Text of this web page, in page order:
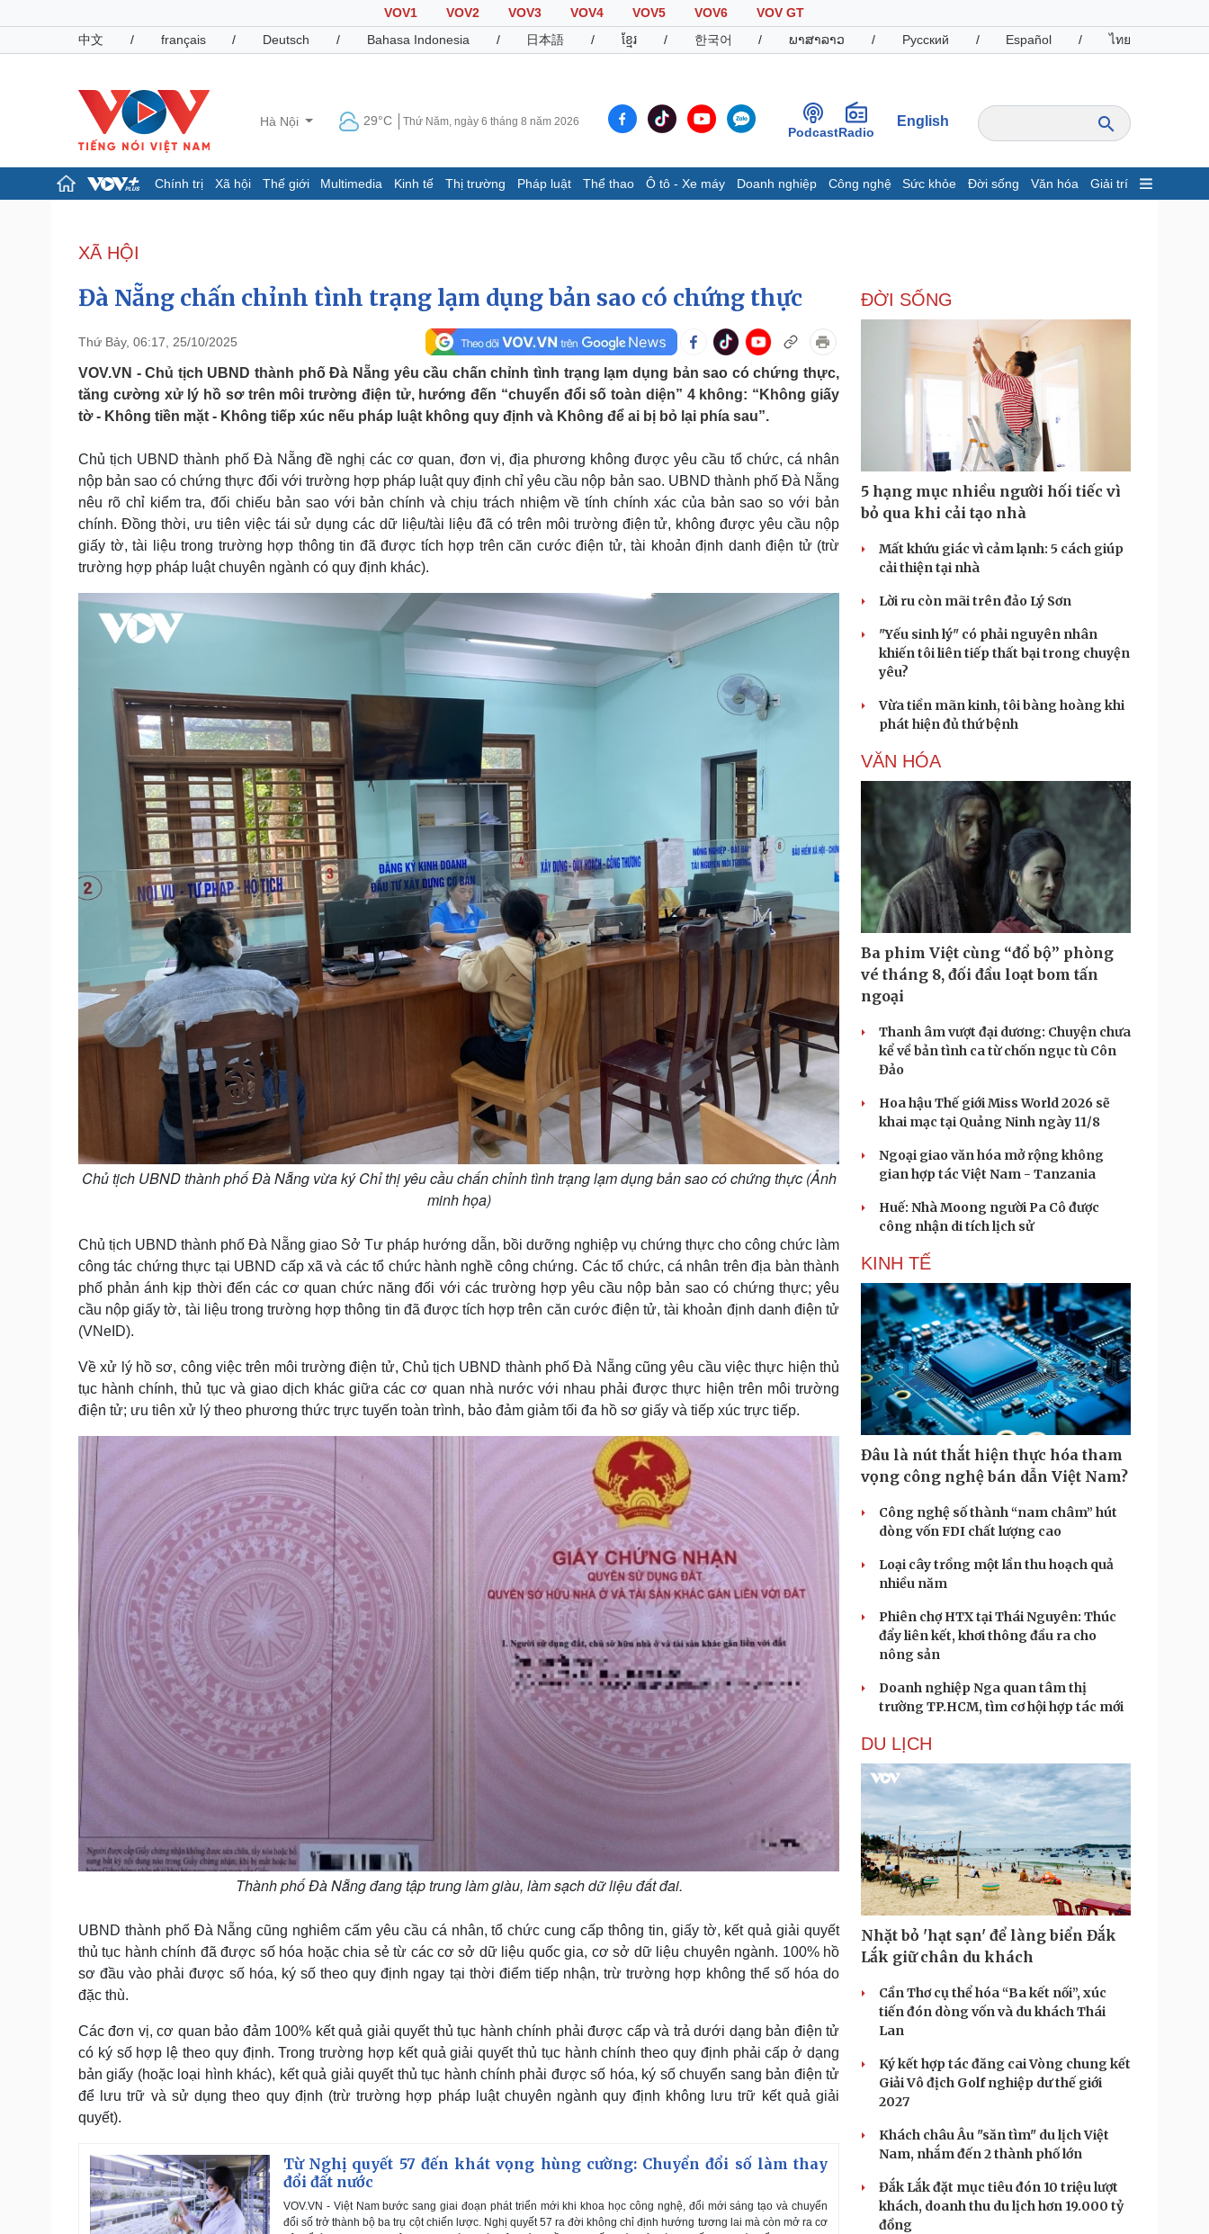
VOV1 VOV2 VOV3 VOV4 VOV5 VOV6
VOV GT
中文
/ français / Deutsch / Bahasa Indonesia / 日本語 / ខ្មែរ / 한국어 / ພາສາລາວ / Русский / Español / ไทย
Hà Nội 29°C Thứ Năm, ngày 6 tháng 8 năm 2026
PodcastRadio
English
Chính trị Xã hội Thế giới Multimedia Kinh tế Thị trường Pháp luật Thể thao Ô tô - Xe máy Doanh nghiệp Công nghệ Sức khỏe Đời sống Văn hóa Giải trí
Đảng
Tổ chức nhân sự
Quốc hội
Nhận diện sự thật
Giáo dục
Dấu ấn VOV
Infographic
Giá cà phê
Pháp luật
Vụ án
Tin nóng
Quân sự - Quốc phòng
Vũ khí
Việt Nam
Thể thao
Bóng đá
Lịch thi đấu bóng đá
eSports
Hậu trường
Ô tô - Xe máy
Ô tô
Xe máy
Doanh nghiệp
Thông tin doanh nghiệp
Vì cộng đồng
Công nghệ
Sành điệu
Tin Công nghệ
Trải nghiệm
Chuyển đổi số
Sức khỏe
Dinh dưỡng - món ngon
Cây thuốc
Sản phụ khoa
Nam khoa
Làm đẹp - giảm cân
Phòng mạch online
Đời sống
Nhà đẹp
Blog
Tình yêu - Gia đình
Văn hóa
Sân khấu - Điện ảnh
Văn học
Giải trí
Nghệ sĩ
Thời trang
Du lịch
Tư vấn
Săn Tour
Podcast
Câu chuyện thời sự
Đọc truyện đêm khuya
Hạt giống tâm hồn
Cải chính
XÃ HỘI
Đà Nẵng chấn chỉnh tình trạng lạm dụng bản sao có chứng thực
Thứ Bảy, 06:17, 25/10/2025
VOV.VN - Chủ tịch UBND thành phố Đà Nẵng yêu cầu chấn chỉnh tình trạng lạm dụng bản sao có chứng thực,
tăng cường xử lý hồ sơ trên môi trường điện tử, hướng đến “chuyển đổi số toàn diện” 4 không: “Không giấy
tờ - Không tiền mặt - Không tiếp xúc nếu pháp luật không quy định và Không để ai bị bỏ lại phía sau”.
Chủ tịch UBND thành phố Đà Nẵng đề nghị các cơ quan, đơn vị, địa phương không được yêu cầu tổ chức, cá nhân
nộp bản sao có chứng thực đối với trường hợp pháp luật quy định chỉ yêu cầu nộp bản sao. UBND thành phố Đà Nẵng
nêu rõ chỉ kiểm tra, đối chiếu bản sao với bản chính và chịu trách nhiệm về tính chính xác của bản sao so với bản
chính. Đồng thời, ưu tiên việc tái sử dụng các dữ liệu/tài liệu đã có trên môi trường điện tử, không được yêu cầu nộp
giấy tờ, tài liệu trong trường hợp thông tin đã được tích hợp trên căn cước điện tử, tài khoản định danh điện tử (trừ
trường hợp pháp luật chuyên ngành có quy định khác).
Chủ tịch UBND thành phố Đà Nẵng vừa ký Chỉ thị yêu cầu chấn chỉnh tình trạng lạm dụng bản sao có chứng thực (Ảnh
minh họa)
Chủ tịch UBND thành phố Đà Nẵng giao Sở Tư pháp hướng dẫn, bồi dưỡng nghiệp vụ chứng thực cho công chức làm
công tác chứng thực tại UBND cấp xã và các tổ chức hành nghề công chứng. Các tổ chức, cá nhân trên địa bàn thành
phố phản ánh kịp thời đến các cơ quan chức năng đối với các trường hợp yêu cầu nộp bản sao có chứng thực; yêu
cầu nộp giấy tờ, tài liệu trong trường hợp thông tin đã được tích hợp trên căn cước điện tử, tài khoản định danh điện tử
(VNeID).
Về xử lý hồ sơ, công việc trên môi trường điện tử, Chủ tịch UBND thành phố Đà Nẵng cũng yêu cầu việc thực hiện thủ
tục hành chính, thủ tục và giao dịch khác giữa các cơ quan nhà nước với nhau phải được thực hiện trên môi trường
điện tử; ưu tiên xử lý theo phương thức trực tuyến toàn trình, bảo đảm giảm tối đa hồ sơ giấy và tiếp xúc trực tiếp.
Thành phố Đà Nẵng đang tập trung làm giàu, làm sạch dữ liệu đất đai.
UBND thành phố Đà Nẵng cũng nghiêm cấm yêu cầu cá nhân, tổ chức cung cấp thông tin, giấy tờ, kết quả giải quyết
thủ tục hành chính đã được số hóa hoặc chia sẻ từ các cơ sở dữ liệu quốc gia, cơ sở dữ liệu chuyên ngành. 100% hồ
sơ đầu vào phải được số hóa, ký số theo quy định ngay tại thời điểm tiếp nhận, trừ trường hợp không thể số hóa do
đặc thù.
Các đơn vị, cơ quan bảo đảm 100% kết quả giải quyết thủ tục hành chính phải được cấp và trả dưới dạng bản điện tử
có ký số hợp lệ theo quy định. Trong trường hợp kết quả giải quyết thủ tục hành chính theo quy định phải cấp ở dạng
bản giấy (hoặc loại hình khác), kết quả giải quyết thủ tục hành chính phải được số hóa, ký số chuyển sang bản điện tử
để lưu trữ và sử dụng theo quy định (trừ trường hợp pháp luật chuyên ngành quy định không lưu trữ kết quả giải
quyết).
Từ Nghị quyết 57 đến khát vọng hùng cường: Chuyển đổi số làm thay
đổi đất nước
VOV.VN - Việt Nam bước sang giai đoạn phát triển mới khi khoa học công nghệ, đổi mới sáng tạo và chuyển
đổi số trở thành bộ ba trụ cột chiến lược. Nghị quyết 57 ra đời không chỉ định hướng tương lai mà còn mở ra cơ
ĐỜI SỐNG
5 hạng mục nhiều người hối tiếc vì
bỏ qua khi cải tạo nhà
Mất khứu giác vì cảm lạnh: 5 cách giúp
cải thiện tại nhà
Lời ru còn mãi trên đảo Lý Sơn
"Yếu sinh lý" có phải nguyên nhân
khiến tôi liên tiếp thất bại trong chuyện
yêu?
Vừa tiền mãn kinh, tôi bàng hoàng khi
phát hiện đủ thứ bệnh
VĂN HÓA
Ba phim Việt cùng “đổ bộ” phòng
vé tháng 8, đối đầu loạt bom tấn
ngoại
Thanh âm vượt đại dương: Chuyện chưa
kể về bản tình ca từ chốn ngục tù Côn
Đảo
Hoa hậu Thế giới Miss World 2026 sẽ
khai mạc tại Quảng Ninh ngày 11/8
Ngoại giao văn hóa mở rộng không
gian hợp tác Việt Nam - Tanzania
Huế: Nhà Moong người Pa Cô được
công nhận di tích lịch sử
KINH TẾ
Đâu là nút thắt hiện thực hóa tham
vọng công nghệ bán dẫn Việt Nam?
Công nghệ số thành “nam châm” hút
dòng vốn FDI chất lượng cao
Loại cây trồng một lần thu hoạch quả
nhiều năm
Phiên chợ HTX tại Thái Nguyên: Thúc
đẩy liên kết, khơi thông đầu ra cho
nông sản
Doanh nghiệp Nga quan tâm thị
trường TP.HCM, tìm cơ hội hợp tác mới
DU LỊCH
Nhặt bỏ 'hạt sạn' để làng biển Đắk
Lắk giữ chân du khách
Cần Thơ cụ thể hóa “Ba kết nối”, xúc
tiến đón dòng vốn và du khách Thái
Lan
Ký kết hợp tác đăng cai Vòng chung kết
Giải Vô địch Golf nghiệp dư thế giới
2027
Khách châu Âu "săn tìm" du lịch Việt
Nam, nhắm đến 2 thành phố lớn
Đắk Lắk đặt mục tiêu đón 10 triệu lượt
khách, doanh thu du lịch hơn 19.000 tỷ
đồng